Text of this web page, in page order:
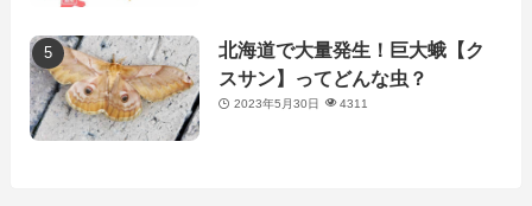
北海道で大量発生！巨大蛾【ク
スサン】ってどんな虫？
2023年5月30日 4311